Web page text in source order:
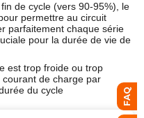
fin de cycle (vers 90-95%), le
permettre au circuit
parfaitement chaque série
pour la durée de vie de
est trop froide ou trop
de charge par
du cycle
FAQ